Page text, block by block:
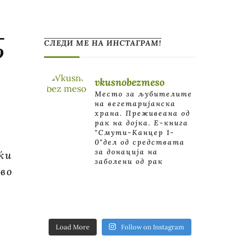
СЛЕДИ МЕ НА ИНСТАГРАМ!
vkusnobezmeso
Место за љубителите
на вегетаријанска
храна. Преживеана од
рак на дојка. E-книга
"Смути-Канцер 1-
0"дел од средствата
за донација на
заболени од рак
Load More Follow on Instagram